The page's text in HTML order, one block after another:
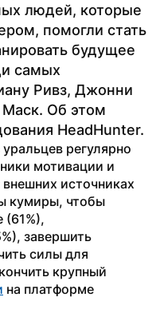
людей, которые
помогли стать
будущее
самых
Ривз, Джонни
Об этом
HeadHunter.
регулярно
мотивации и
источниках
кумиры, чтобы
(61%),
завершить
силы для
крупный
на платформе